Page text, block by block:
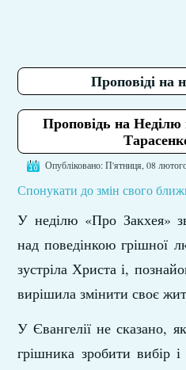
Проповіді на
Проповідь на Неділю
Опубліковано: П'ятниця, 08
Спонукати до змін свого
У неділю «Про Закхея»
над поведінкою грішної
зустріла Христа і,
вирішила змінити своє
У Євангелії не сказано,
грішника зробити вибір